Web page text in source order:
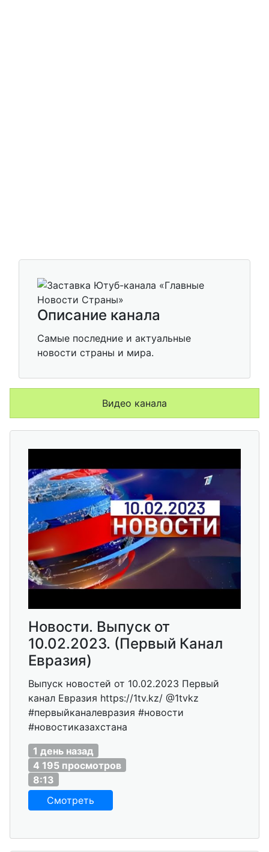
Описание канала
Самые последние и актуальные
новости страны и мира.
Видео канала
Новости. Выпуск от
10.02.2023. (Первый Канал
Евразия)
Выпуск новостей от 10.02.2023 Первый
канал Евразия https://1tv.kz/ @1tvkz
#первыйканалевразия #новости
#новостиказахстана
1 день назад
4 195 просмотров
8:13
Смотреть